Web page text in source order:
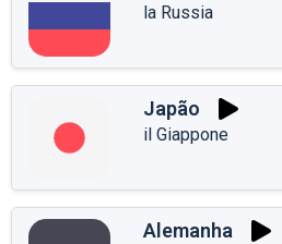
la Russia
Japão
il Giappone
Alemanha